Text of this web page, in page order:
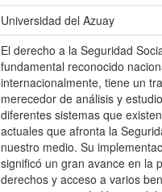
Universidad del Azuay
El derecho a la Seguridad
fundamental reconocido
internacionalmente, tiene un
merecedor de análisis y
diferentes sistemas que
actuales que afronta la
nuestro medio. Su
significó un gran avance en la
derechos y acceso a varios